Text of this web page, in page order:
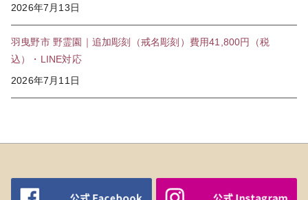
2026年7月13日
羽曳野市 野霊園｜追加彫刻（戒名彫刻）費用41,800円（税
込）・LINE対応
2026年7月11日